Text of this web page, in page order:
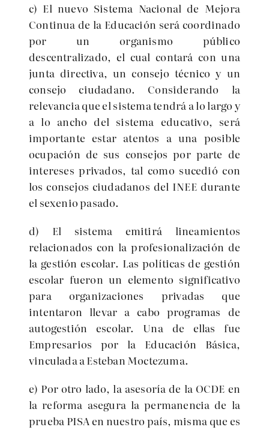
c) El nuevo Sistema Nacional de Mejora
Continua de la Educación será coordinado
por un organismo público
descentralizado, el cual contará con una
junta directiva, un consejo técnico y un
consejo ciudadano. Considerando la
relevancia que el sistema tendrá a lo largo y
a lo ancho del sistema educativo, será
importante estar atentos a una posible
ocupación de sus consejos por parte de
intereses privados, tal como sucedió con
los consejos ciudadanos del INEE durante
el sexenio pasado.
d) El sistema emitirá lineamientos
relacionados con la profesionalización de
la gestión escolar. Las políticas de gestión
escolar fueron un elemento significativo
para organizaciones privadas que
intentaron llevar a cabo programas de
autogestión escolar. Una de ellas fue
Empresarios por la Educación Básica,
vinculada a Esteban Moctezuma.
e) Por otro lado, la asesoría de la OCDE en
la reforma asegura la permanencia de la
prueba PISA en nuestro país, misma que es